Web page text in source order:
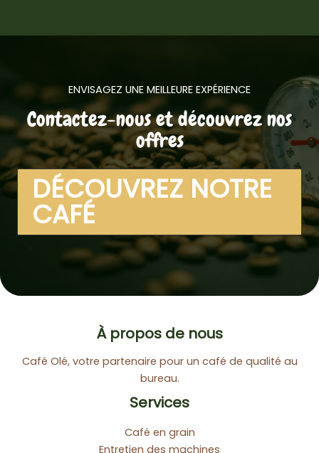
ENVISAGEZ UNE MEILLEURE EXPÉRIENCE
Contactez-nous et découvrez nos
offres
DÉCOUVREZ NOTRE
CAFÉ
À propos de nous
Café Olé, votre partenaire pour un café de qualité au
bureau.
Services
Café en grain
Entretien des machines